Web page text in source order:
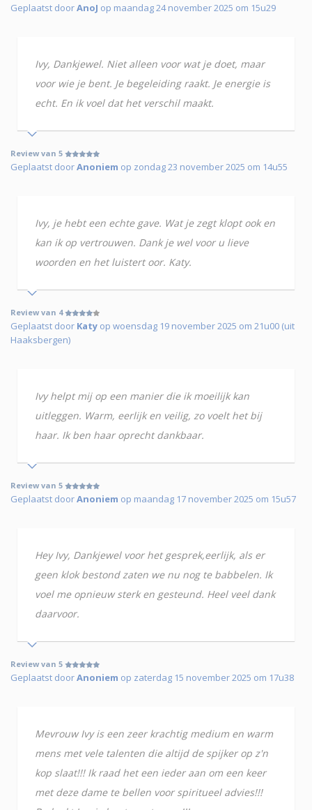
Geplaatst doorAnoJ op maandag 24 november 2025 om 15u29
Ivy, Dankjewel. Niet alleen voor wat je doet, maar
voor wie je bent. Je begeleiding raakt. Je energie is
echt. En ik voel dat het verschil maakt.
Review van 5
Geplaatst doorAnoniem op zondag 23 november 2025 om 14u55
Ivy, je hebt een echte gave. Wat je zegt klopt ook en
kan ik op vertrouwen. Dank je wel voor u lieve
woorden en het luistert oor. Katy.
Review van 4
Geplaatst door Katy op woensdag 19 november 2025 om 21u00 (uit
Haaksbergen)
Ivy helpt mij op een manier die ik moeilijk kan
uitleggen. Warm, eerlijk en veilig, zo voelt het bij
haar. Ik ben haar oprecht dankbaar.
Review van 5
Geplaatst doorAnoniem op maandag 17 november 2025 om 15u57
Hey Ivy, Dankjewel voor het gesprek,eerlijk, als er
geen klok bestond zaten we nu nog te babbelen. Ik
voel me opnieuw sterk en gesteund. Heel veel dank
daarvoor.
Review van 5
Geplaatst doorAnoniem op zaterdag 15 november 2025 om 17u38
Mevrouw Ivy is een zeer krachtig medium en warm
mens met vele talenten die altijd de spijker op z'n
kop slaat!!! Ik raad het een ieder aan om een keer
met deze dame te bellen voor spiritueel advies!!!